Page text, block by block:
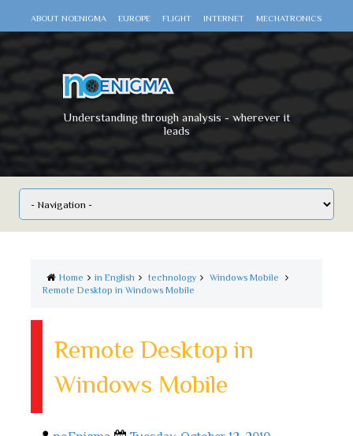
ABOUT NOENIGMA EUROPE FLIGHT INTERNET MECHATRONICS
Understanding through analysis - wherever it
leads
Home in English technology
Windows Mobile
Remote Desktop in Windows Mobile
Remote Desktop in
Windows Mobile